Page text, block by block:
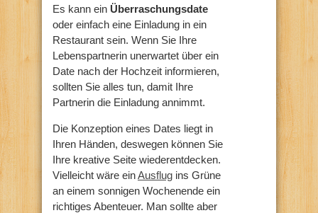
Es kann ein Überraschungsdate
oder einfach eine Einladung in ein
Restaurant sein. Wenn Sie Ihre
Lebenspartnerin unerwartet über ein
Date nach der Hochzeit informieren,
sollten Sie alles tun, damit Ihre
Partnerin die Einladung annimmt.
Die Konzeption eines Dates liegt in
Ihren Händen, deswegen können Sie
Ihre kreative Seite wiederentdecken.
Vielleicht wäre einAusflug ins Grüne
an einem sonnigen Wochenende ein
richtiges Abenteuer. Man sollte aber